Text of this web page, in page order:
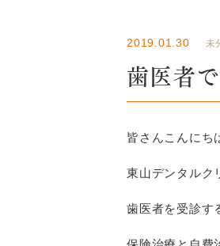
2019.01.30 未
歯医者
皆さんこんにち
東山デンタルク
歯医者を受診す